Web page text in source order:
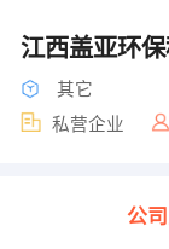
江西盖亚环
其它
私营企业
公